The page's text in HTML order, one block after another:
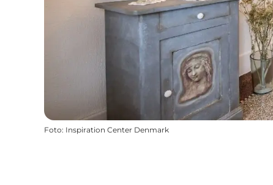
Foto: Inspiration Center Denmark